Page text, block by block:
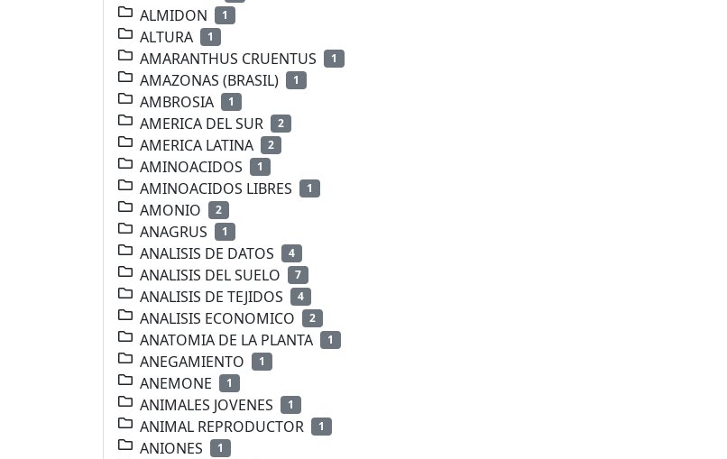
ALMIDON 1
ALTURA 1
AMARANTHUS CRUENTUS 1
AMAZONAS (BRASIL) 1
AMBROSIA 1
AMERICA DEL SUR 2
AMERICA LATINA 2
AMINOACIDOS 1
AMINOACIDOS LIBRES 1
AMONIO 2
ANAGRUS 1
ANALISIS DE DATOS 4
ANALISIS DEL SUELO 7
ANALISIS DE TEJIDOS 4
ANALISIS ECONOMICO 2
ANATOMIA DE LA PLANTA 1
ANEGAMIENTO 1
ANEMONE 1
ANIMALES JOVENES 1
ANIMAL REPRODUCTOR 1
ANIONES 1